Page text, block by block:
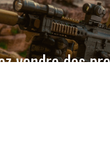
vendre des